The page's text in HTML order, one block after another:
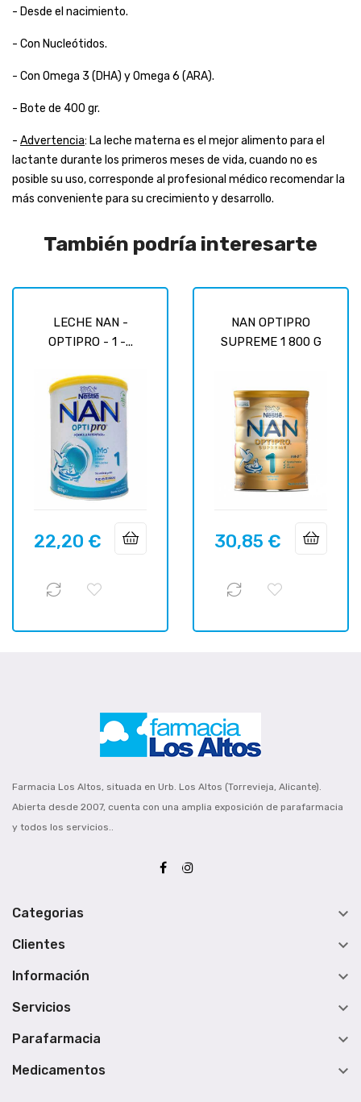
- Desde el nacimiento.
- Con Nucleótidos.
- Con Omega 3 (DHA) y Omega 6 (ARA).
- Bote de 400 gr.
- Advertencia: La leche materna es el mejor alimento para el
lactante durante los primeros meses de vida, cuando no es
posible su uso, corresponde al profesional médico recomendar la
más conveniente para su crecimiento y desarrollo.
También podría interesarte
LECHE NAN -
OPTIPRO - 1 -...
Precio
22,20 €
NAN OPTIPRO
SUPREME 1 800 G
Precio
30,85 €
Farmacia Los Altos, situada en Urb. Los Altos (Torrevieja, Alicante).
Abierta desde 2007, cuenta con una amplia exposición de parafarmacia
y todos los servicios..
Categorias 
Clientes 
Información 
Servicios 
Parafarmacia 
Medicamentos 